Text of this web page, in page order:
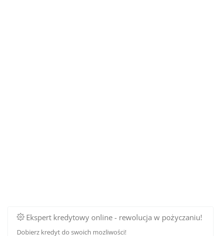
Ekspert kredytowy online - rewolucja w pożyczaniu!
Dobierz kredyt do swoich mozliwości!